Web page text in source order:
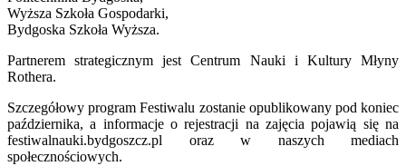
Wyższa Szkoła Gospodarki,
Bydgoska Szkoła Wyższa.
Partnerem strategicznym jest Centrum Nauki i Kultury Młyny
Rothera.
Szczegółowy program Festiwalu zostanie opublikowany pod koniec
października, a informacje o rejestracji na zajęcia pojawią się na
festiwalnauki.bydgoszcz.pl oraz w naszych mediach
społecznościowych.